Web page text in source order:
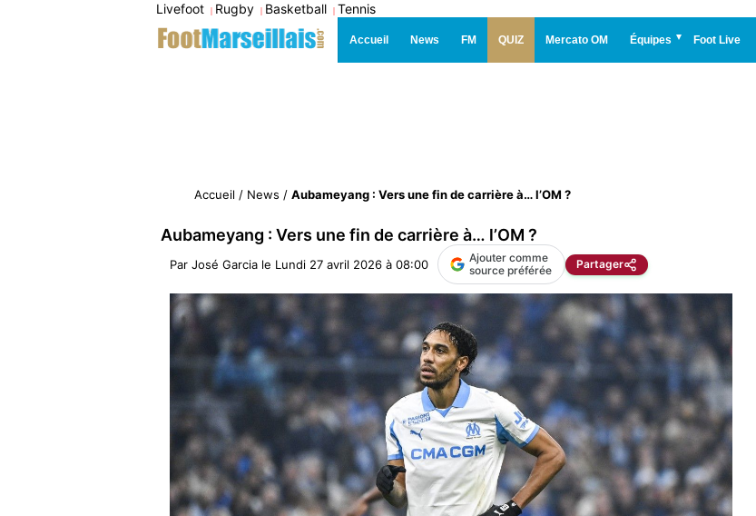
Livefoot | Rugby | Basketball | Tennis
Accueil News FM QUIZ Mercato OM Équipes Foot Live
Accueil / News / Aubameyang : Vers une fin de carrière à… l’OM ?
Aubameyang : Vers une fin de carrière à… l’OM ?
Par José Garcia le Lundi 27 avril 2026 à 08:00
Ajouter comme
source préférée
Partager